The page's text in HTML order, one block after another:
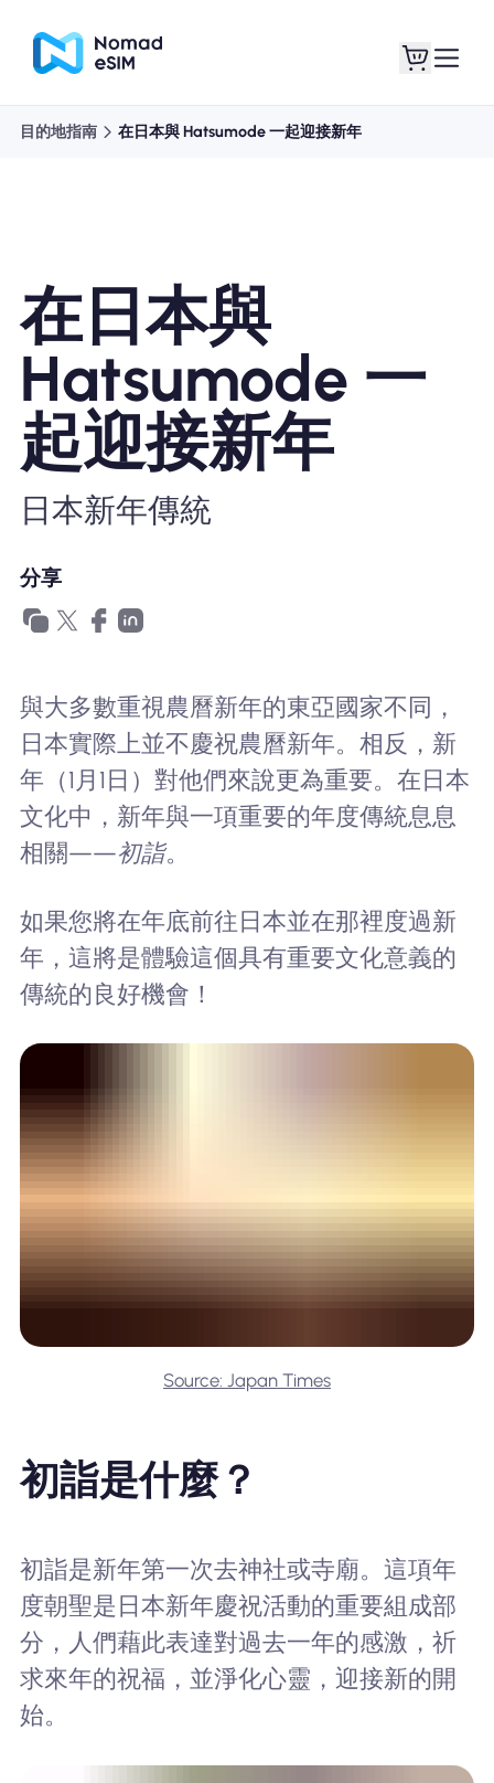
購買計劃
關於eSIM
為什麼選擇Nomad eSIM
使用 eSIM
企業用戶
目的地指南 在日本與 Hatsumode 一起迎接新年
在日本與
Hatsumode 一
起迎接新年
日本新年傳統
分享
與大多數重視農曆新年的東亞國家不同，
日本實際上並不慶祝農曆新年。相反，新
年（1月1日）對他們來說更為重要。在日本
文化中，新年與一項重要的年度傳統息息
相關——初詣。
如果您將在年底前往日本並在那裡度過新
年，這將是體驗這個具有重要文化意義的
傳統的良好機會！
Source: Japan Times
初詣是什麼？
初詣是新年第一次去神社或寺廟。這項年
度朝聖是日本新年慶祝活動的重要組成部
分，人們藉此表達對過去一年的感激，祈
求來年的祝福，並淨化心靈，迎接新的開
始。